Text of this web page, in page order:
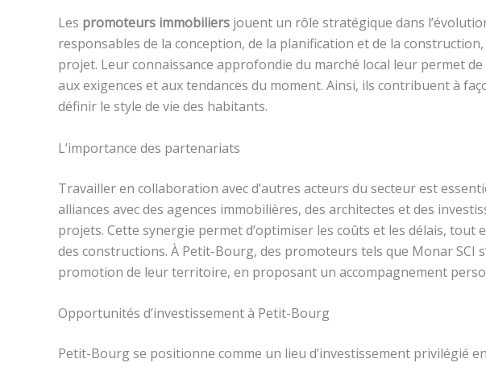
Les promoteurs immobiliers jouent un rôle stratégique dans
responsables de la conception, de la planification et de la
projet. Leur connaissance approfondie du marché local leur permet
aux exigences et aux tendances du moment. Ainsi, ils contribuent à
définir le style de vie des habitants.
L’importance des partenariats
Travailler en collaboration avec d’autres acteurs du secteur est
alliances avec des agences immobilières, des architectes et des
projets. Cette synergie permet d’optimiser les coûts et les délais, tout
des constructions. À Petit-Bourg, des promoteurs tels que Monar SCI
promotion de leur territoire, en proposant un accompagnement
Opportunités d’investissement à Petit-Bourg
Petit-Bourg se positionne comme un lieu d’investissement privilégié